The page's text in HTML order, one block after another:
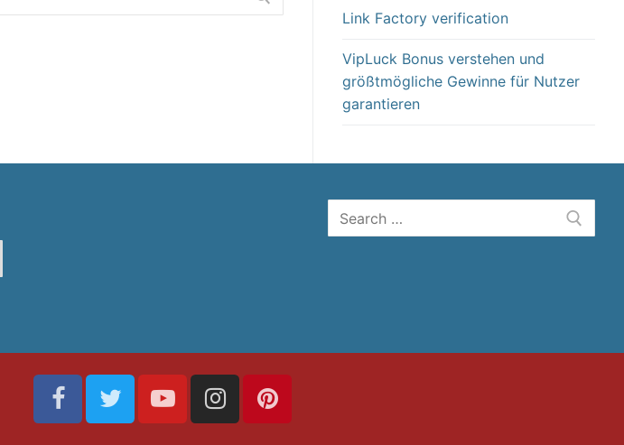
Link Factory verification
VipLuck Bonus verstehen und
größtmögliche Gewinne für Nutzer
garantieren
Tìm
kiếm